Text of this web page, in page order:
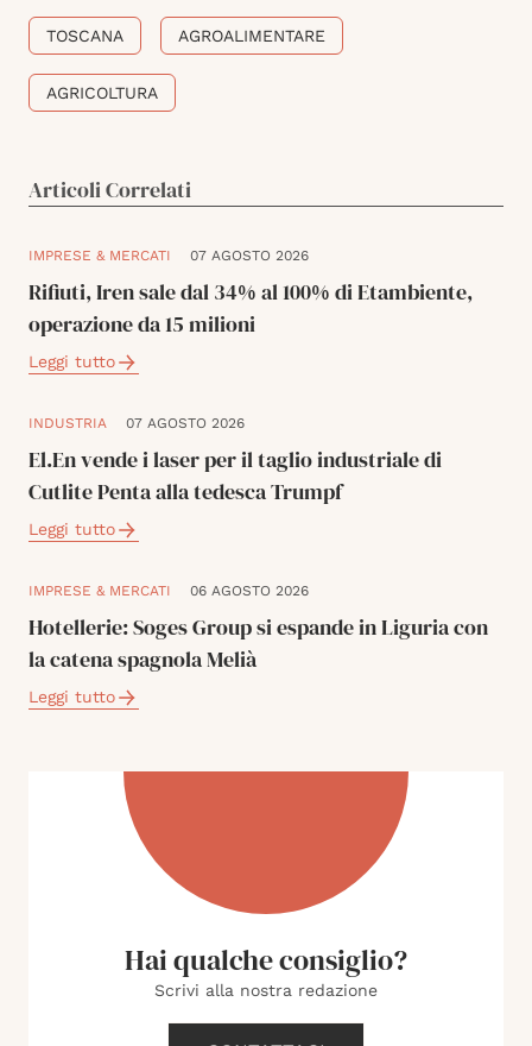
TOSCANA AGROALIMENTARE
AGRICOLTURA
Articoli Correlati
IMPRESE & MERCATI 07 AGOSTO 2026
Rifiuti, Iren sale dal 34% al 100% di Etambiente,
operazione da 15 milioni
Leggi tutto
INDUSTRIA 07 AGOSTO 2026
El.En vende i laser per il taglio industriale di
Cutlite Penta alla tedesca Trumpf
Leggi tutto
IMPRESE & MERCATI 06 AGOSTO 2026
Hotellerie: Soges Group si espande in Liguria con
la catena spagnola Melià
Leggi tutto
Hai qualche consiglio?
Scrivi alla nostra redazione